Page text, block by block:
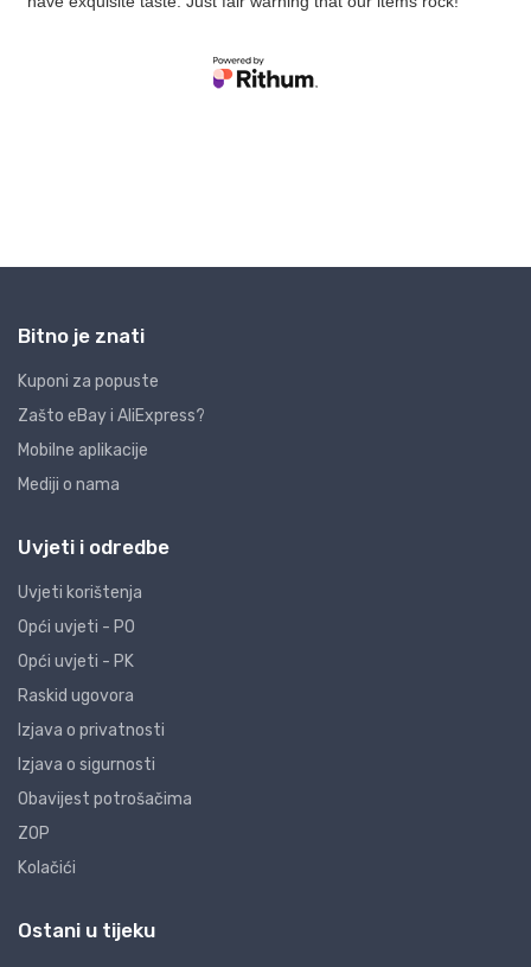
Bitno je znati
Kuponi za popuste
Zašto eBay i AliExpress?
Mobilne aplikacije
Mediji o nama
Uvjeti i odredbe
Uvjeti korištenja
Opći uvjeti - PO
Opći uvjeti - PK
Raskid ugovora
Izjava o privatnosti
Izjava o sigurnosti
Obavijest potrošačima
ZOP
Kolačići
Ostani u tijeku